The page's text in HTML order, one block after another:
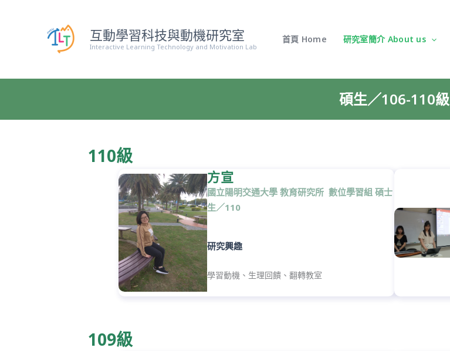
互動學習科技與動機研究室
Interactive Learning Technology and Motivation Lab
首頁 Home 研究室簡介 About us
碩生／106-110級
110級
方宣
國立陽明交通大學 教育研究所 數位學習組 碩士
生／110
研究興趣
學習動機、生理回饋、翻轉教室
109級